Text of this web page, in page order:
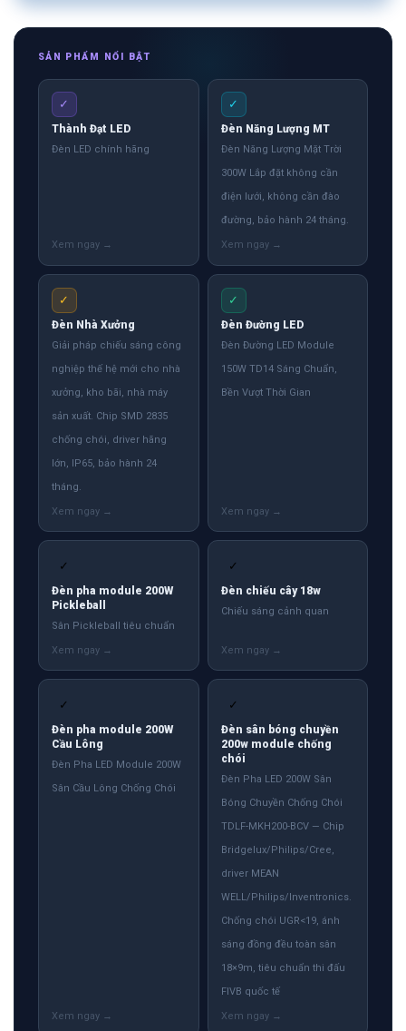
SẢN PHẨM NỔI BẬT
✓
Thành Đạt LED
Đèn LED chính hãng
✓
Đèn Năng Lượng MT
Đèn Năng Lượng Mặt Trời
300W Lắp đặt không cần
điện lưới, không cần đào
đường, bảo hành 24 tháng.
✓
Đèn Nhà Xưởng
Giải pháp chiếu sáng công
nghiệp thế hệ mới cho nhà
xưởng, kho bãi, nhà máy
sản xuất. Chip SMD 2835
chống chói, driver hãng
lớn, IP65, bảo hành 24
tháng.
✓
Đèn Đường LED
Đèn Đường LED Module
150W TD14 Sáng Chuẩn,
Bền Vượt Thời Gian
✓
Đèn pha module 200W
Pickleball
Sân Pickleball tiêu chuẩn
✓
Đèn chiếu cây 18w
Chiếu sáng cảnh quan
✓
Đèn pha module 200W
Cầu Lông
Đèn Pha LED Module 200W
Sân Cầu Lông Chống Chói
✓
Đèn sân bóng chuyền
200w module chống
chói
Đèn Pha LED 200W Sân
Bóng Chuyền Chống Chói
TDLF-MKH200-BCV — Chip
Bridgelux/Philips/Cree,
driver MEAN
WELL/Philips/Inventronics.
Chống chói UGR<19, ánh
sáng đồng đều toàn sân
18×9m, tiêu chuẩn thi đấu
FIVB quốc tế